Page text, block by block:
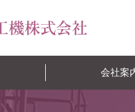
会社案